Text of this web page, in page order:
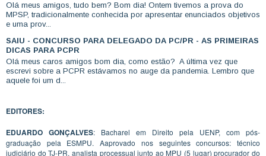
Olá meus amigos, tudo bem? Bom dia! Ontem tivemos a prova do
MPSP, tradicionalmente conhecida por apresentar enunciados objetivos
e uma prov...
SAIU - CONCURSO PARA DELEGADO DA PC/PR - AS PRIMEIRAS
DICAS PARA PCPR
Olá meus caros amigos bom dia, como estão? A última vez que
escrevi sobre a PCPR estávamos no auge da pandemia. Lembro que
aquele foi um d...
EDITORES:
EDUARDO GONÇALVES: Bacharel em Direito pela UENP, com pós-
graduação pela ESMPU. Aaprovado nos seguintes concursos: técnico
judiciário do TJ-PR, analista processual junto ao MPU (5 lugar) procurador do